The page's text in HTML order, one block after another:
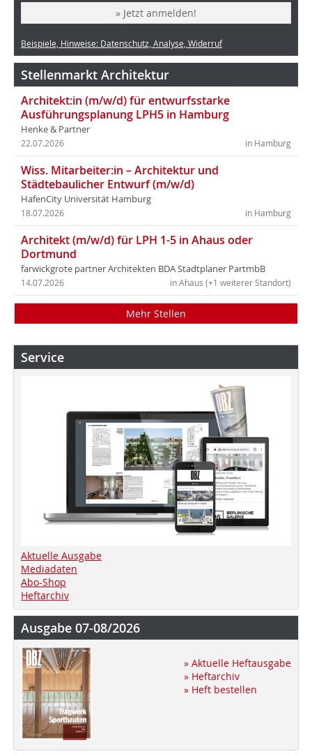
» Jetzt anmelden!
Beispiele, Hinweise: Datenschutz, Analyse, Widerruf
Stellenmarkt Architektur
Architekt:in (m/w/d) für entwurfsstarke
Ausführungsplanung LPH5 in Hamburg
Henke & Partner
in Hamburg
22.07.2026
Wiss. Mitarbeiter:in – Architektur und
Städtebaulicher Entwurf (m/w/d)
HafenCity Universität Hamburg
in Hamburg
18.07.2026
Architekt (m/w/d) für LPH 1-5 in Ahaus oder
Dortmund
farwickgrote partner Architekten BDA Stadtplaner PartmbB
in Ahaus (+1 weiterer Standort)
14.07.2026
Mehr Stellen
Service
Aktuelle Ausgabe
Mediadaten
Abo-Shop
Heftarchiv
Ausgabe 07-08/2026
» Aktuelle Heftausgabe
» Heftarchiv
» Heft bestellen